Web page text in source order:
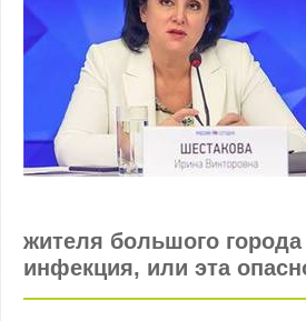
жителя большого
инфекция, или эта